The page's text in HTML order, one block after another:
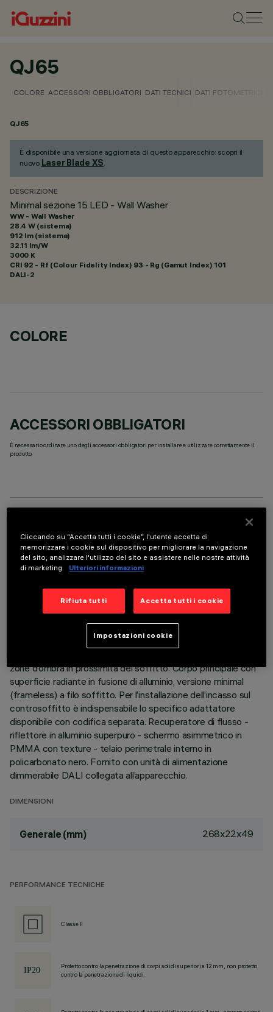
QJ65
COLORE ACCESSORI OBBLIGATORI DATI TECNICI DATI FOTOMETRICI
QJ65
È disponibile una versione aggiornata di questo apparecchio: scopri il
nuovo Laser Blade XS.
DESCRIZIONE
Minimal sezione 15 LED - Wall Washer
WW - Wall Washer
28.4 W (sistema)
912 lm (sistema)
32.11 lm/W
3000 K
CRI 92 - Rf (Colour Fidelity Index) 93 - Rg (Gamut Index) 101
DALI-2
COLORE
ACCESSORI OBBLIGATORI
È necessario ordinare uno degli accessori obbligatori per installare e utilizzare correttamente il
prodotto:
DATI TECNICI
ULTIMO AGGIORNAMENTO: 06/08/2026
Apparecchio miniaturizzato lineare ad incasso per sorgenti
LED, specializzato per illuminazione verticale delle pareti.
Nonostante le dimensioni extra-compatte del prodotto, la
tecnologia brevettata del sistema ottico garantisce
zone d’ombra in prossimità del soffitto. Corpo principale con
superficie radiante in fusione di alluminio, versione minimal
(frameless) a filo soffitto. Per l’installazione dell’incasso sul
controsoffitto è indispensabile lo specifico adattatore
disponibile con codifica separata. Recuperatore di flusso -
riflettore in alluminio superpuro - schermo asimmetrico in
PMMA con texture - telaio perimetrale interno in
policarbonato nero. Fornito con unità di alimentazione
dimmerabile DALI collegata all’apparecchio.
DIMENSIONI
Generale (mm) 268x22x49
PERFORMANCE TECNICHE
Classe II
Protetto contro la penetrazione di corpi solidi superiori a 12 mm, non protetto
contro la penetrazione di liquidi.
Cliccando su “Accetta tutti i cookie”, l'utente accetta di
memorizzare i cookie sul dispositivo per migliorare la navigazione
del sito, analizzare l'utilizzo del sito e assistere nelle nostre attività
di marketing.
Ulteriori informazioni
Rifiuta tutti Accetta tutti i cookie
Impostazioni cookie